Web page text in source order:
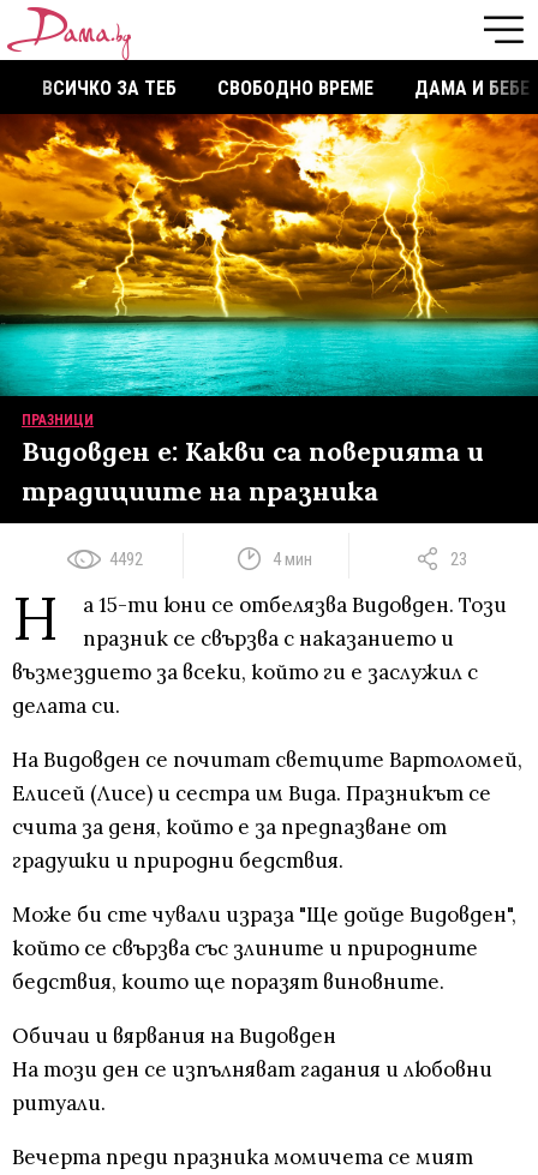
ВСИЧКО ЗА ТЕБ СВОБОДНО ВРЕМЕ ДАМА И БЕБЕ
ПРАЗНИЦИ
Видовден е: Какви са поверията и
традициите на празника
4492 4 мин 23
Н
а 15-ти юни се отбелязва Видовден. Този
празник се свързва с наказанието и
възмездието за всеки, който ги е заслужил с
делата си.
На Видовден се почитат светците Вартоломей,
Елисей (Лисе) и сестра им Вида. Празникът се
счита за деня, който е за предпазване от
градушки и природни бедствия.
Може би сте чували израза "Ще дойде Видовден",
който се свързва със злините и природните
бедствия, които ще поразят виновните.
Обичаи и вярвания на Видовден
На този ден се изпълняват гадания и любовни
ритуали.
Вечерта преди празника момичета се мият